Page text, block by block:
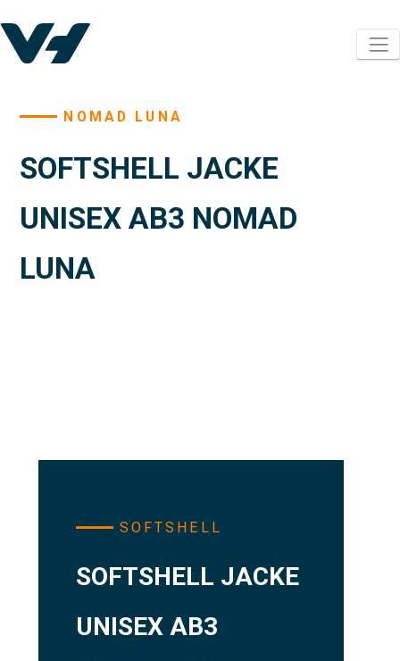
NOMAD LUNA
SOFTSHELL JACKE
UNISEX AB3 NOMAD
LUNA
SOFTSHELL
SOFTSHELL JACKE
UNISEX AB3